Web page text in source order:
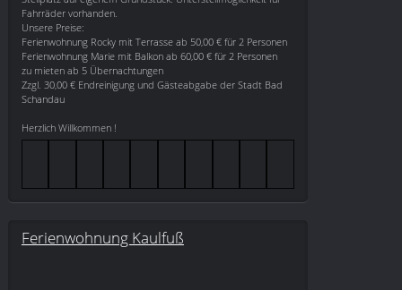
Fahrräder vorhanden.
Unsere Preise:
Ferienwohnung Rocky mit Terrasse ab 50,00 € für 2 Personen
Ferienwohnung Marie mit Balkon ab 60,00 € für 2 Personen
zu mieten ab 5 Übernachtungen
Zzgl. 30,00 € Endreinigung und Gästeabgabe der Stadt Bad
Schandau
Herzlich Willkommen !
Ferienwohnung Kaulfuß